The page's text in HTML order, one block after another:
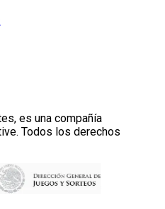
es una compañía
Todos los derechos